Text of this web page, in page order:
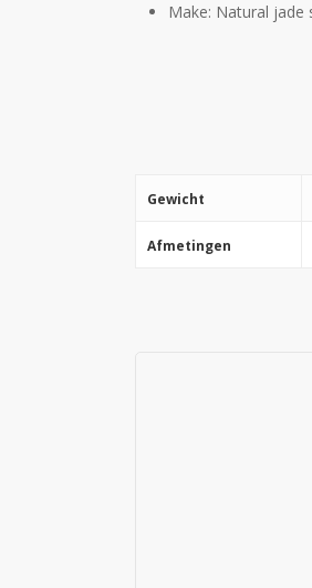
Make: Natural jade
Gewicht
Afmetingen